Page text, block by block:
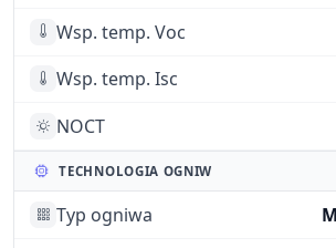
Wsp. temp. Voc
Wsp. temp. Isc
NOCT
TECHNOLOGIA OGNIW
Typ ogniwa